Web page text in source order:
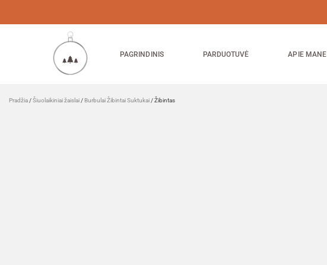
PAGRINDINIS PARDUOTUVĖ APIE MANE
Pradžia /Šiuolaikiniai žaislai / Burbulai Žibintai Suktukai / Žibintas